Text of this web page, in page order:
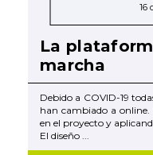
16
La
marcha
Debido a COVID-19
han cambiado a
en el proyecto y
El diseño ...